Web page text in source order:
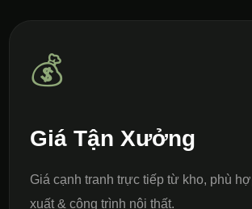
💰
Giá Tận Xưởng
Giá cạnh tranh trực tiếp từ kho, phù
xuất & công trình nội thất.